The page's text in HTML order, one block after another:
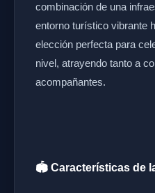
combinación de una
entorno turístico vibrante
elección perfecta para
nivel, atrayendo tanto a
acompañantes.
🏟️ Características de